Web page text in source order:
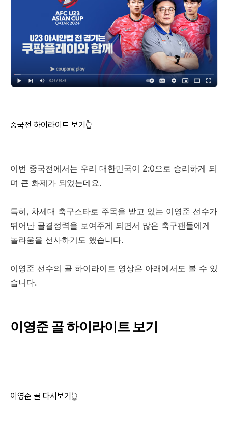
중국전 하이라이트 보기👆
이번 중국전에서는 우리 대한민국이 2:0으로 승리하게 되
며 큰 화제가 되었는데요.
특히, 차세대 축구스타로 주목을 받고 있는 이영준 선수가
뛰어난 골결정력을 보여주게 되면서 많은 축구팬들에게
놀라움을 선사하기도 했습니다.
이영준 선수의 골 하이라이트 영상은 아래에서도 볼 수 있
습니다.
이영준 골 하이라이트 보기
이영준 골 다시보기👆